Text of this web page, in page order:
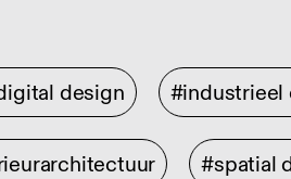
design #industrieel
#spatial